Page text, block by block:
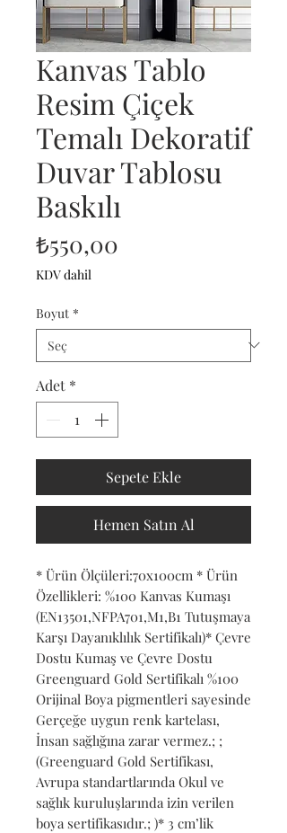
Kanvas Tablo
Resim Çiçek
Temalı Dekoratif
Duvar Tablosu
Baskılı
₺550,00
KDV dahil
Boyut *
Adet *
Sepete Ekle
Hemen Satın Al
* Ürün Ölçüleri:70x100cm * Ürün
Özellikleri: %100 Kanvas Kumaşı
(EN13501,NFPA701,M1,B1 Tutuşmaya
Karşı Dayanıklılık Sertifikalı)* Çevre
Dostu Kumaş ve Çevre Dostu
Greenguard Gold Sertifikalı %100
Orijinal Boya pigmentleri sayesinde
Gerçeğe uygun renk kartelası,
İnsan sağlığına zarar vermez.; ;
(Greenguard Gold Sertifikası,
Avrupa standartlarında Okul ve
sağlık kuruluşlarında izin verilen
boya sertifikasıdır.; )* 3 cm’lik